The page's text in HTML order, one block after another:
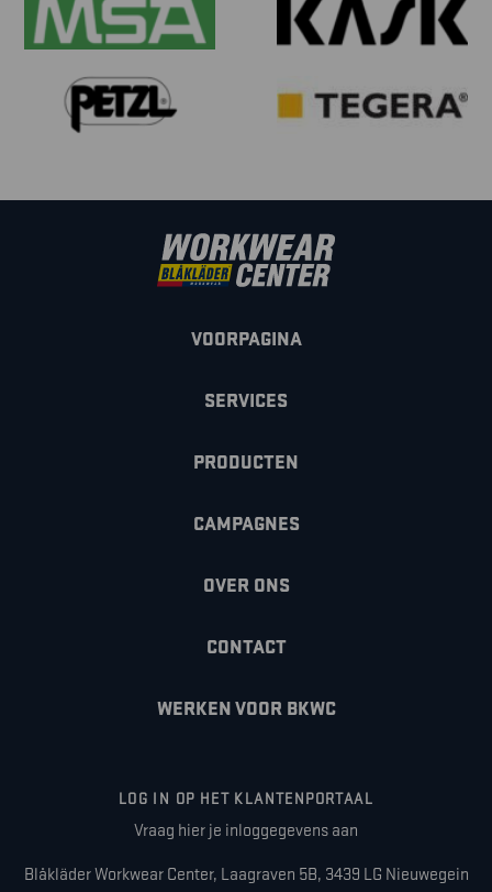
VOORPAGINA
SERVICES
PRODUCTEN
CAMPAGNES
OVER ONS
CONTACT
WERKEN VOOR BKWC
LOG IN OP HET KLANTENPORTAAL
Vraag hier je inloggegevens aan
Blåkläder Workwear Center, Laagraven 5B, 3439 LG Nieuwegein